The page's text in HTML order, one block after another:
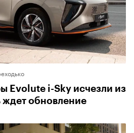
Evolute i-Sky исчезли из
обновление